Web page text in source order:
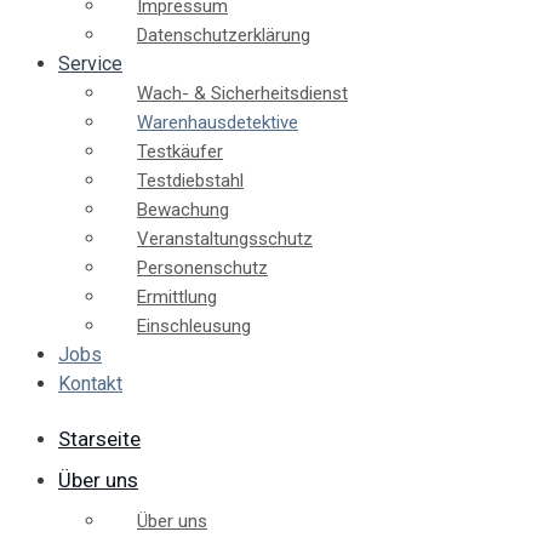
Impressum
Datenschutzerklärung
Service
Wach- & Sicherheitsdienst
Warenhausdetektive
Testkäufer
Testdiebstahl
Bewachung
Veranstaltungsschutz
Personenschutz
Ermittlung
Einschleusung
Jobs
Kontakt
Starseite
Über uns
Über uns